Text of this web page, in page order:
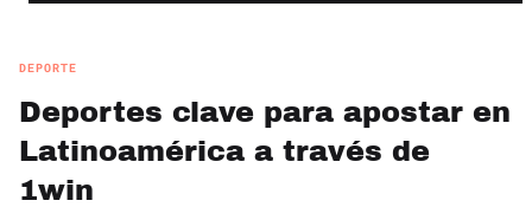
DEPORTE
Deportes clave para apostar en
Latinoamérica a través de
1win